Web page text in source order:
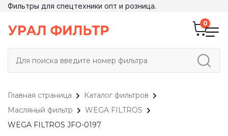
Фильтры для спецтехники опт и розница.
Главная страница
Каталог фильтров
Масляный фильтр
WEGA FILTROS
WEGA FILTROS JFO-0197